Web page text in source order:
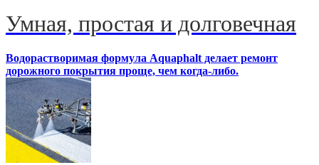
Умная, простая и долговечная
Водорастворимая формула Aquaphalt делает ремонт
дорожного покрытия проще, чем когда-либо.